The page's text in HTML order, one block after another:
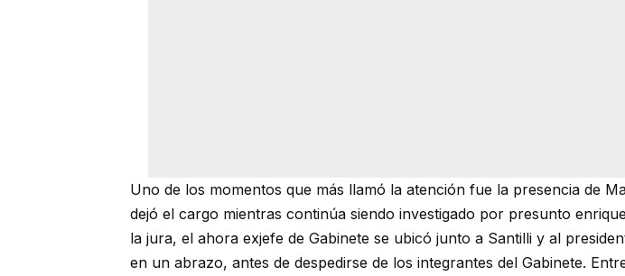
Uno de los momentos que más llamó la atención fue la presencia de
dejó el cargo mientras continúa siendo investigado por presunto
la jura, el ahora exjefe de Gabinete se ubicó junto a Santilli y al
en un abrazo, antes de despedirse de los integrantes del Gabinete.